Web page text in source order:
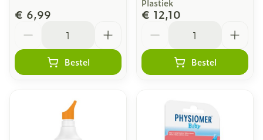
€ 6,99
Bestel
Plastiek
€ 12,10
Bestel